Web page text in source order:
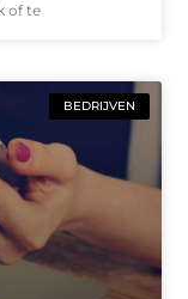
of te
BEDRIJVEN